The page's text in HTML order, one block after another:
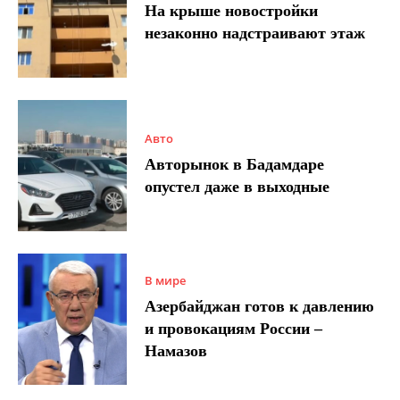
На крыше новостройки
незаконно надстраивают этаж
Авто
Авторынок в Бадамдаре
опустел даже в выходные
В мире
Азербайджан готов к давлению
и провокациям России –
Намазов